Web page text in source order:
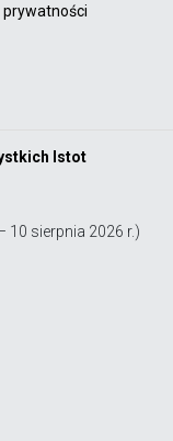
prywatności
Istot
10 sierpnia 2026 r.)